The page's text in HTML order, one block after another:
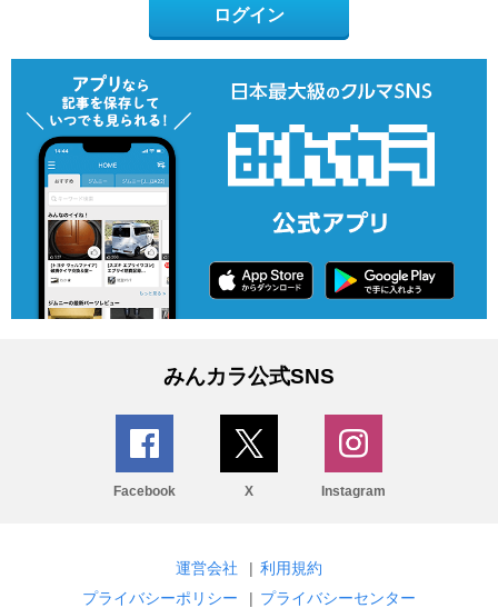
ログイン
みんカラ公式SNS
Facebook X Instagram
運営会社 | 利用規約
プライバシーポリシー
| プライバシーセンター